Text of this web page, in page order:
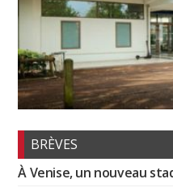
BRÈVES
À Venise, un nouveau